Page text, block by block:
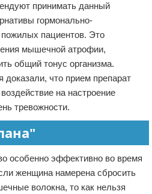
принимать данный
гормонально-
пожилых пациентов. Это
мышечной атрофии,
общий тонус организма.
доказали, что прием препарат
на настроение
тревожности.
особенно эффективно во время
женщина намерена сбросить
волокна, то как нельзя